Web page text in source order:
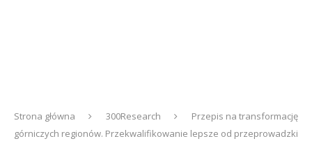
Strona główna 300Research
Przepis na transformację
górniczych regionów. Przekwalifikowanie lepsze od przeprowadzki